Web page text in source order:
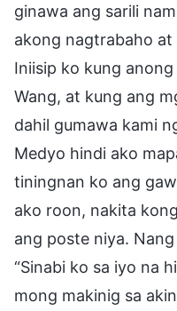
ginawa ang sarili
akong nagtrabaho
Iniisip ko kung
Wang, at kung ang
dahil gumawa kami
Medyo hindi ako
tiningnan ko ang
ako roon, nakita
ang poste niya.
“Sinabi ko sa iyo na
mong makinig sa